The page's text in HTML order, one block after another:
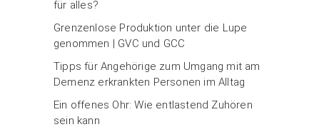
für alles?
Grenzenlose Produktion unter die Lupe
genommen | GVC und GCC
Tipps für Angehörige zum Umgang mit am
Demenz erkrankten Personen im Alltag
Ein offenes Ohr: Wie entlastend Zuhören
sein kann